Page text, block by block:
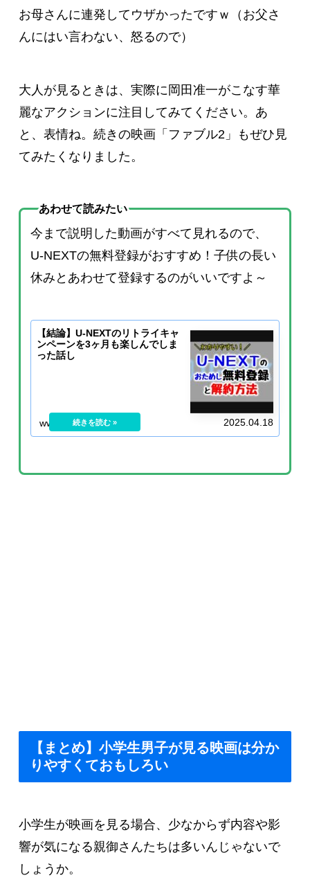
お母さんに連発してウザかったですｗ（お父さ
んにはい言わない、怒るので）
大人が見るときは、実際に岡田准一がこなす華
麗なアクションに注目してみてください。あ
と、表情ね。続きの映画「ファブル2」もぜひ見
てみたくなりました。
あわせて読みたい
今まで説明した動画がすべて見れるので、
U-NEXTの無料登録がおすすめ！子供の長い
休みとあわせて登録するのがいいですよ～
【結論】U-NEXTのリトライキャ
ンペーンを3ヶ月も楽しんでしま
った話し
www.ladymoja.com 2025.04.18
【まとめ】小学生男子が見る映画は分か
りやすくておもしろい
小学生が映画を見る場合、少なからず内容や影
響が気になる親御さんたちは多いんじゃないで
しょうか。